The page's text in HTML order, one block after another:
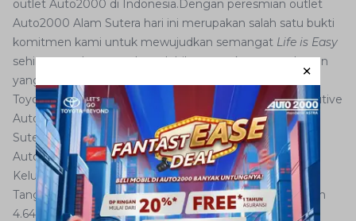
outlet Auto2000 di Indonesia.Dengan peresmian outlet
Auto2000 Alam Sutera hari ini merupakan salah satu bukti
komitmen kami untuk mewujudkan semangat Life is Easy
sehingga pelanggan dapat lebih merasakan pengalaman
yang berkesan saat membeli dan memiliki kendaraan
Toyota di Auto2000, kata Suparno Djasmin, Chief Executive
Auto2000 dalam acara grand opening Auto2000 Alam
Sutera, Tangerang.(3/10)
Auto2000 Cikupa bertempat di Jl. Raya Serang 54-55,
Kelurahan Sukamulya, Kecamatan Cikupa, Kabupaten
Tangerang, Propinsi Banten dengan total luas bangunan
4.643,50 m2 dan keseluruhan area sebesar 6.522 m2,